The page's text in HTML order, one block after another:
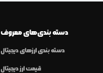
دسته بندی‌های معروف
دسته بندی ارزهای دیجیتال
قیمت ارز دیجیتال